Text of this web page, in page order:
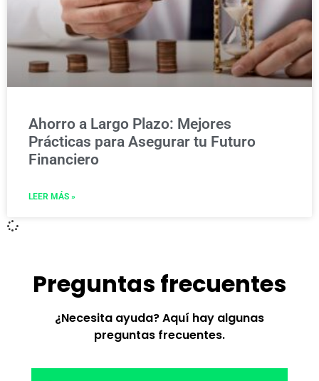
Ahorro a Largo Plazo: Mejores
Prácticas para Asegurar tu Futuro
Financiero
LEER MÁS »
Preguntas frecuentes
¿Necesita ayuda? Aquí hay algunas
preguntas frecuentes.